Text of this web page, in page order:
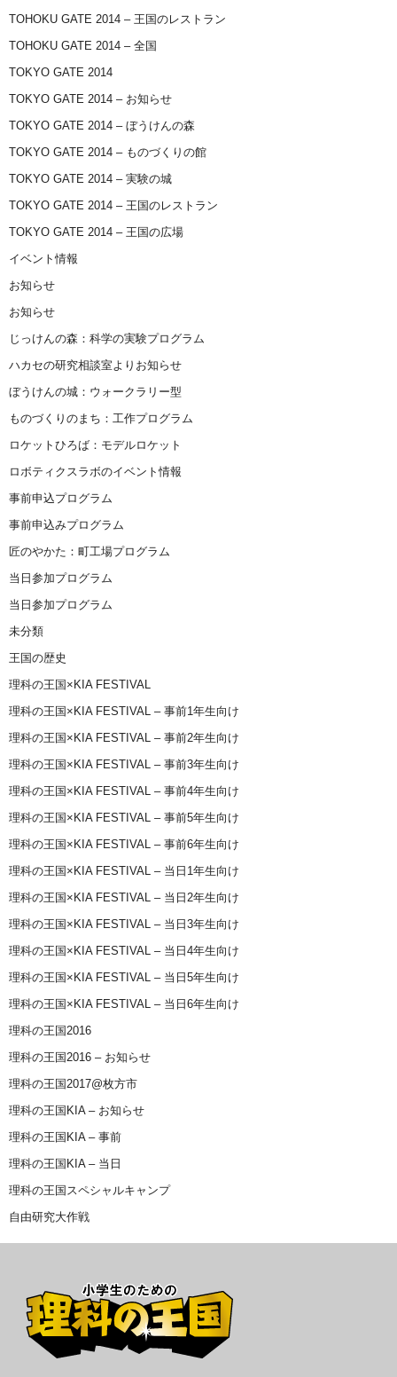
TOHOKU GATE 2014 – 王国のレストラン
TOHOKU GATE 2014 – 全国
TOKYO GATE 2014
TOKYO GATE 2014 – お知らせ
TOKYO GATE 2014 – ぼうけんの森
TOKYO GATE 2014 – ものづくりの館
TOKYO GATE 2014 – 実験の城
TOKYO GATE 2014 – 王国のレストラン
TOKYO GATE 2014 – 王国の広場
イベント情報
お知らせ
お知らせ
じっけんの森：科学の実験プログラム
ハカセの研究相談室よりお知らせ
ぼうけんの城：ウォークラリー型
ものづくりのまち：工作プログラム
ロケットひろば：モデルロケット
ロボティクスラボのイベント情報
事前申込プログラム
事前申込みプログラム
匠のやかた：町工場プログラム
当日参加プログラム
当日参加プログラム
未分類
王国の歴史
理科の王国×KIA FESTIVAL
理科の王国×KIA FESTIVAL – 事前1年生向け
理科の王国×KIA FESTIVAL – 事前2年生向け
理科の王国×KIA FESTIVAL – 事前3年生向け
理科の王国×KIA FESTIVAL – 事前4年生向け
理科の王国×KIA FESTIVAL – 事前5年生向け
理科の王国×KIA FESTIVAL – 事前6年生向け
理科の王国×KIA FESTIVAL – 当日1年生向け
理科の王国×KIA FESTIVAL – 当日2年生向け
理科の王国×KIA FESTIVAL – 当日3年生向け
理科の王国×KIA FESTIVAL – 当日4年生向け
理科の王国×KIA FESTIVAL – 当日5年生向け
理科の王国×KIA FESTIVAL – 当日6年生向け
理科の王国2016
理科の王国2016 – お知らせ
理科の王国2017@枚方市
理科の王国KIA – お知らせ
理科の王国KIA – 事前
理科の王国KIA – 当日
理科の王国スペシャルキャンプ
自由研究大作戦